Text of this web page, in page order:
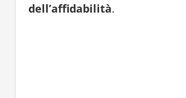
dell’affidabilità.